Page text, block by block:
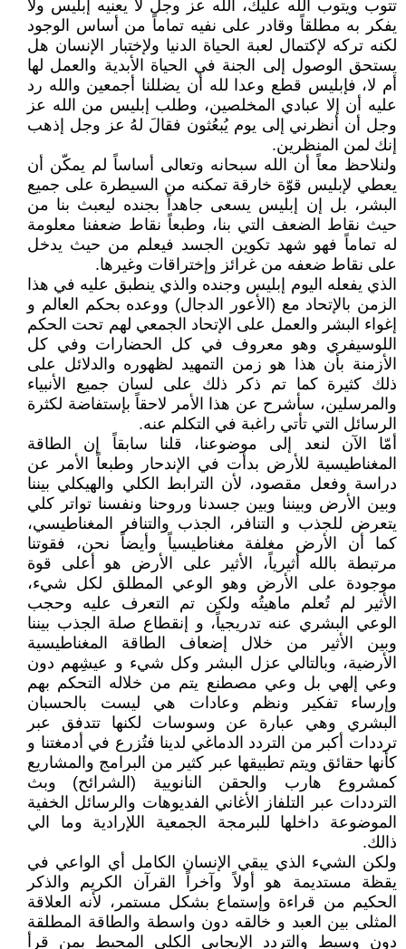
تتوب ويتوب الله عليك، الله عز وجل لا يعنيه إبليس ولا
يفكر به مطلقاً وقادر على نفيه تماماً من أساس الوجود
لكنه تركه لإكتمال لعبة الحياة الدنيا ولإختبار الإنسان هل
يستحق الوصول إلى الجنة في الحياة الأبدية والعمل لها
أم لا، فإبليس قطع وعدا لله أن يضللنا أجمعين والله رد
عليه أن إلا عبادي المخلصين، وطلب إبليس من الله عز
وجل أن أنظرني إلى يوم يُبعُثون فقالَ لهُ عز وجل إذهب
إنك لمن المنظرين.
ولنلاحظ معاً أن الله سبحانه وتعالى أساساً لم يمكّن أن
يعطي لإبليس قوّة خارقة تمكنه من السيطرة على جميع
البشر، بل إن إبليس يسعى جاهداً بجنده ليعبث بنا من
حيث نقاط الضعف التي بنا، وطبعاً نقاط ضعفنا معلومة
له تماماً فهو شهد تكوين الجسد فيعلم من حيث يدخل
على نقاط ضعفه من غرائز وإختراقات وغيرها.
الذي يفعله اليوم إبليس وجنده والذي ينطبق عليه في هذا
الزمن بالإتحاد مع (الأعور الدجال) ووعده بحكم العالم و
إغواء البشر والعمل على الإتحاد الجمعي لهم تحت الحكم
اللوسيفري وهو معروف في كل الحضارات وفي كل
الأزمنة بأن هذا هو زمن التمهيد لظهوره والدلائل على
ذلك كثيرة كما تم ذكر ذلك على لسان جميع الأنبياء
والمرسلين، سأشرح عن هذا الأمر لاحقاً بإستفاضة لكثرة
الرسائل التي تأتي راغبة في التكلم عنه.
أمّا الآن لنعد إلى موضوعنا، قلنا سابقاً إن الطاقة
المغناطيسية للأرض بدأت في الإندحار وطبعاً الأمر عن
دراسة وفعل مقصود، لأن الترابط الكلي والهيكلي بيننا
وبين الأرض وبيننا وبين جسدنا وروحنا ونفسنا تواتر كلي
يتعرض للجذب و التنافر، الجذب والتنافر المغناطيسي،
كما أن الأرض مغلفة مغناطيسياً وأيضاً نحن، فقوتنا
مرتبطة بالله أثيرياً، الأثير على الأرض هو أعلى قوة
موجودة على الأرض وهو الوعي المطلق لكل شيء،
الأثير لم تُعلم ماهيتُه ولكن تم التعرف عليه وحجب
الوعي البشري عنه تدريجياً، و إنقطاع صلة الجذب بيننا
وبين الأثير من خلال إضعاف الطاقة المغناطيسية
الأرضية، وبالتالي عزل البشر وكل شيء و عيشِهم دون
وعي إلهي بل وعي مصطنع يتم من خلاله التحكم بهم
وإرساء تفكير ونظم وعادات هي ليست بالحسبان
البشري وهي عبارة عن وسوسات لكنها تتدفق عبر
ترددات أكبر من التردد الدماغي لدينا فتُزرع في أدمغتنا و
كأنها حقائق ويتم تطبيقها عبر كثير من البرامج والمشاريع
كمشروع هارب والحقن النانويية (الشرائح) وبث
الترددات عبر التلفاز الأغاني الفديوهات والرسائل الخفية
الموضوعة داخلها للبرمجة الجمعية اللإرادية وما الي
ذالك.
ولكن الشيء الذي يبقي الإنسان الكامل أي الواعي في
يقظة مستديمة هو أولاً وآخراً القرآن الكريم والذكر
الحكيم من قراءة وإستماع بشكل مستمر، لأنه العلاقة
المثلى بين العبد و خالقه دون واسطة والطاقة المطلقة
دون وسيط والتردد الإيجابي الكلي المحيط بمن قرأ